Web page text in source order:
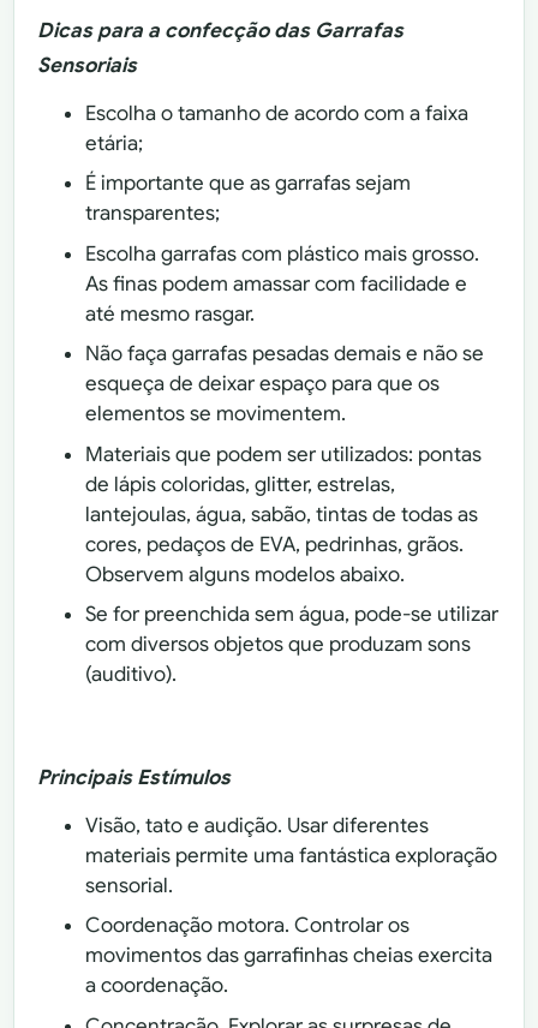
Dicas para a confecção das Garrafas
Sensoriais
Escolha o tamanho de acordo com a faixa
etária;
É importante que as garrafas sejam
transparentes;
Escolha garrafas com plástico mais grosso.
As finas podem amassar com facilidade e
até mesmo rasgar.
Não faça garrafas pesadas demais e não se
esqueça de deixar espaço para que os
elementos se movimentem.
Materiais que podem ser utilizados: pontas
de lápis coloridas, glitter, estrelas,
lantejoulas, água, sabão, tintas de todas as
cores, pedaços de EVA, pedrinhas, grãos.
Observem alguns modelos abaixo.
Se for preenchida sem água, pode-se utilizar
com diversos objetos que produzam sons
(auditivo).
Principais Estímulos
Visão, tato e audição. Usar diferentes
materiais permite uma fantástica exploração
sensorial.
Coordenação motora. Controlar os
movimentos das garrafinhas cheias exercita
a coordenação.